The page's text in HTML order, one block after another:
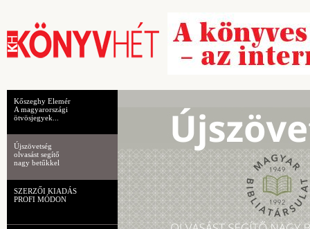
Kőszeghy Elemér
A magyarországi
ötvösjegyek...
Újszövetség
olvasást segítő
nagy betűkkel
SZERZŐI KIADÁS
PROFI MÓDON